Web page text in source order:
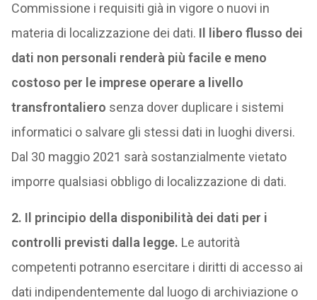
Commissione i requisiti già in vigore o nuovi in
materia di localizzazione dei dati. Il libero flusso dei
dati non personali renderà più facile e meno
costoso per le imprese operare a livello
transfrontaliero senza dover duplicare i sistemi
informatici o salvare gli stessi dati in luoghi diversi.
Dal 30 maggio 2021 sarà sostanzialmente vietato
imporre qualsiasi obbligo di localizzazione di dati.
2. Il principio della disponibilità dei dati per i
controlli previsti dalla legge. Le autorità
competenti potranno esercitare i diritti di accesso ai
dati indipendentemente dal luogo di archiviazione o